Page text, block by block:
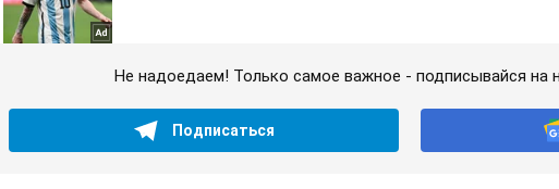
Не надоедаем! Только самое важное - подписывайся на
Подписаться